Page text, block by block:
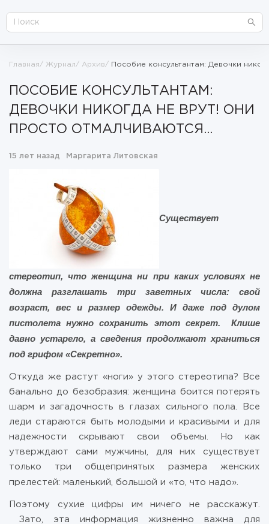
Главная Журнал Архив Пособие консультантам: Девочки
ПОСОБИЕ КОНСУЛЬТАНТАМ:
ДЕВОЧКИ НИКОГДА НЕ ВРУТ! ОНИ
ПРОСТО ОТМАЛЧИВАЮТСЯ...
15 лет назад Маргарита Литовская
Существует
стереотип, что женщина ни при каких условиях не
должна разглашать три заветных числа: свой
возраст, вес и размер одежды. И даже под дулом
пистолета нужно сохранить этот секрет. Клише
давно устарело, а сведения продолжают храниться
под грифом «Секретно».
Откуда же растут «ноги» у этого стереотипа? Все
банально до безобразия: женщина боится потерять
шарм и загадочность в глазах сильного пола. Все
леди стараются быть молодыми и красивыми и для
надежности скрывают свои объемы. Но как
утверждают сами мужчины, для них существует
только три общепринятых размера женских
прелестей: маленький, большой и «то, что надо».
Поэтому сухие цифры им ничего не расскажут.
Зато, эта информация жизненно важна для